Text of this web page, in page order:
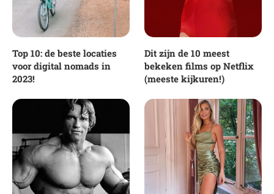
Top 10: de beste locaties
voor digital nomads in
2023!
Dit zijn de 10 meest
bekeken films op Netflix
(meeste kijkuren!)